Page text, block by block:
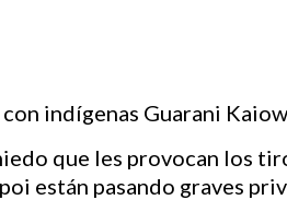
que les provocan los
están pasando graves